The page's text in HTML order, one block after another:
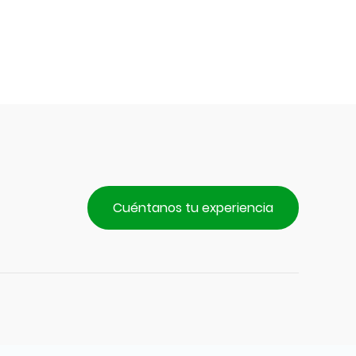
Cuéntanos tu experiencia